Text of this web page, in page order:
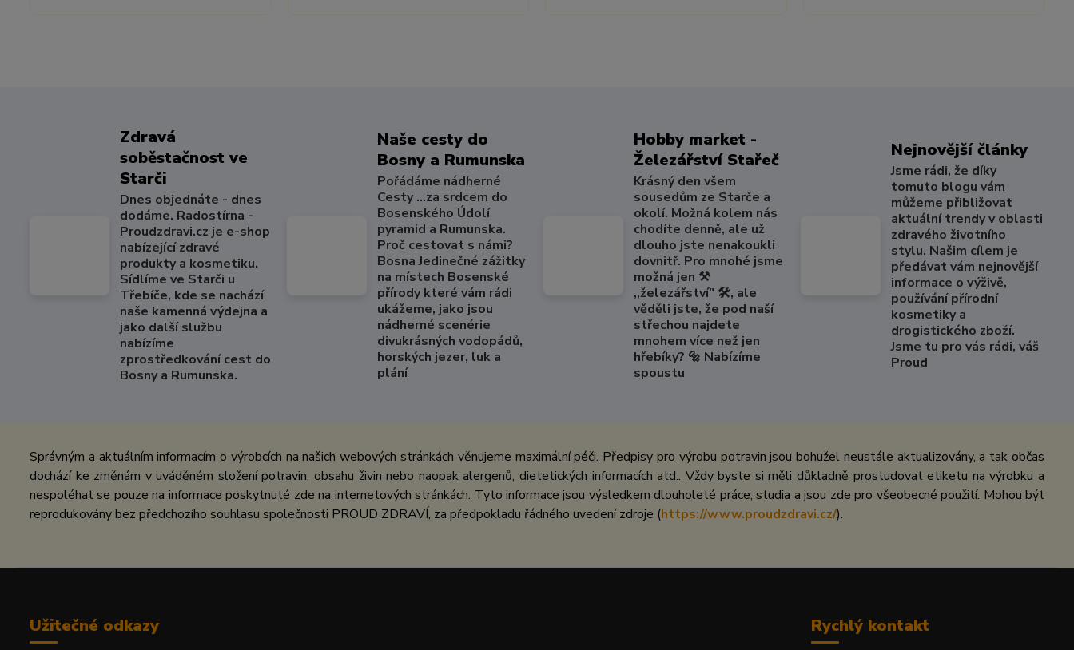
Zdravá
soběstačnost ve
Starči
Dnes objednáte - dnes
dodáme. Radostírna -
Proudzdravi.cz je e-shop
nabízející zdravé
produkty a kosmetiku.
Sídlíme ve Starči u
Třebíče, kde se nachází
naše kamenná výdejna a
jako další službu
nabízíme
zprostředkování cest do
Bosny a Rumunska.
Naše cesty do
Bosny a Rumunska
Pořádáme nádherné
Cesty ...za srdcem do
Bosenského Údolí
pyramid a Rumunska.
Proč cestovat s námi?
Bosna Jedinečné zážitky
na místech Bosenské
přírody které vám rádi
ukážeme, jako jsou
nádherné scenérie
divukrásných vodopádů,
horských jezer, luk a
plání
Hobby market -
Železářství Stařeč
Krásný den všem
sousedům ze Starče a
okolí. Možná kolem nás
chodíte denně, ale už
dlouho jste nenakoukli
dovnitř. Pro mnohé jsme
možná jen ⚒️
,,železářství" 🛠️, ale
věděli jste, že pod naší
střechou najdete
mnohem více než jen
hřebíky? 🔩 Nabízíme
spoustu
Nejnovější články
Jsme rádi, že díky
tomuto blogu vám
můžeme přibližovat
aktuální trendy v oblasti
zdravého životního
stylu. Našim cílem je
předávat vám nejnovější
informace o výživě,
používání přírodní
kosmetiky a
drogistického zboží.
Jsme tu pro vás rádi, váš
Proud
Správným a aktuálním informacím o výrobcích na našich webových stránkách věnujeme maximální péči. Předpisy pro výrobu potravin jsou bohužel neustále aktualizovány, a tak občas
dochází ke změnám v uváděném složení potravin, obsahu živin nebo naopak alergenů, dietetických informacích atd.. Vždy byste si měli důkladně prostudovat etiketu na výrobku a
nespoléhat se pouze na informace poskytnuté zde na internetových stránkách. Tyto informace jsou výsledkem dlouholeté práce, studia a jsou zde pro všeobecné použití. Mohou být
reprodukovány bez předchozího souhlasu společnosti PROUD ZDRAVÍ, za předpokladu řádného uvedení zdroje (https://www.proudzdravi.cz/).
Užitečné odkazy Rychlý kontakt